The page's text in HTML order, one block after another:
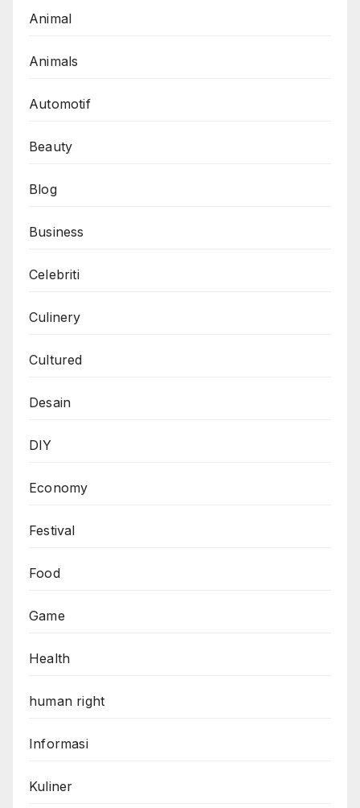
Animal
Animals
Automotif
Beauty
Blog
Business
Celebriti
Culinery
Cultured
Desain
DIY
Economy
Festival
Food
Game
Health
human right
Informasi
Kuliner